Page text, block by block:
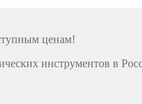
ценам!
инструментов в